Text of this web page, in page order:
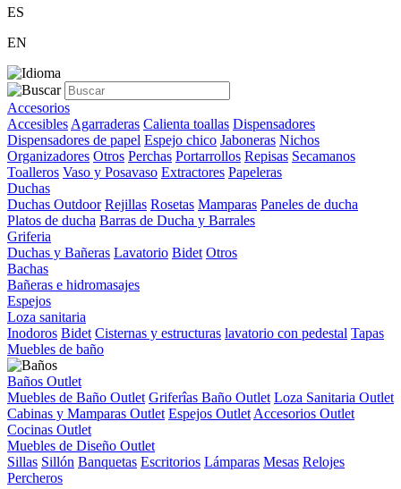
ES
EN
Accesorios
Accesibles Agarraderas Calienta toallas Dispensadores
Dispensadores de papel Espejo chico Jaboneras Nichos
Organizadores Otros Perchas Portarrollos Repisas Secamanos
Toalleros Vaso y Posavaso Extractores Papeleras
Duchas
Duchas Outdoor Rejillas Rosetas Mamparas Paneles de ducha
Platos de ducha Barras de Ducha y Barrales
Griferia
Duchas y Bañeras Lavatorio Bidet Otros
Bachas
Bañeras e hidromasajes
Espejos
Loza sanitaria
Inodoros Bidet Cisternas y estructuras lavatorio con pedestal Tapas
Muebles de baño
Baños Outlet
Muebles de Baño Outlet Griferîas Baño Outlet Loza Sanitaria Outlet
Cabinas y Mamparas Outlet Espejos Outlet Accesorios Outlet
Cocinas Outlet
Muebles de Diseño Outlet
Sillas Sillón Banquetas Escritorios Lámparas Mesas Relojes
Percheros